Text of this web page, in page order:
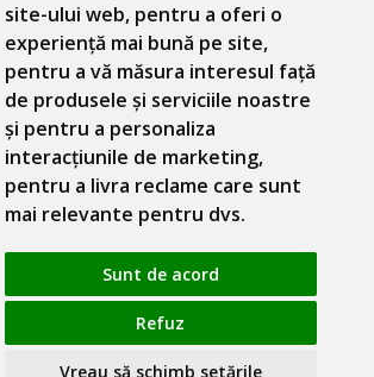
site-ului web, pentru a oferi o
experiență mai bună pe site,
pentru a vă măsura interesul față
de produsele și serviciile noastre
și pentru a personaliza
interacțiunile de marketing,
pentru a livra reclame care sunt
mai relevante pentru dvs.
Sunt de acord
Refuz
Vreau să schimb setările
Informatiile mele personale
Solutie comert electronic Seliton